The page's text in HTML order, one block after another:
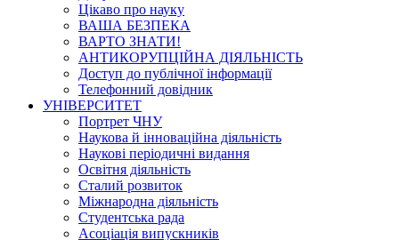
Цікаво про науку
ВАША БЕЗПЕКА
ВАРТО ЗНАТИ!
АНТИКОРУПЦІЙНА ДІЯЛЬНІСТЬ
Доступ до публічної інформації
Телефонний довідник
УНІВЕРСИТЕТ
Портрет ЧНУ
Наукова й інноваційна діяльність
Наукові періодичні видання
Освітня діяльність
Сталий розвиток
Міжнародна діяльність
Студентська рада
Асоціація випускників